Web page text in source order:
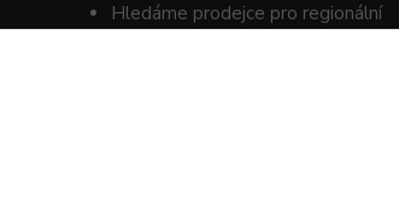
Hledáme prodejce pro regionální